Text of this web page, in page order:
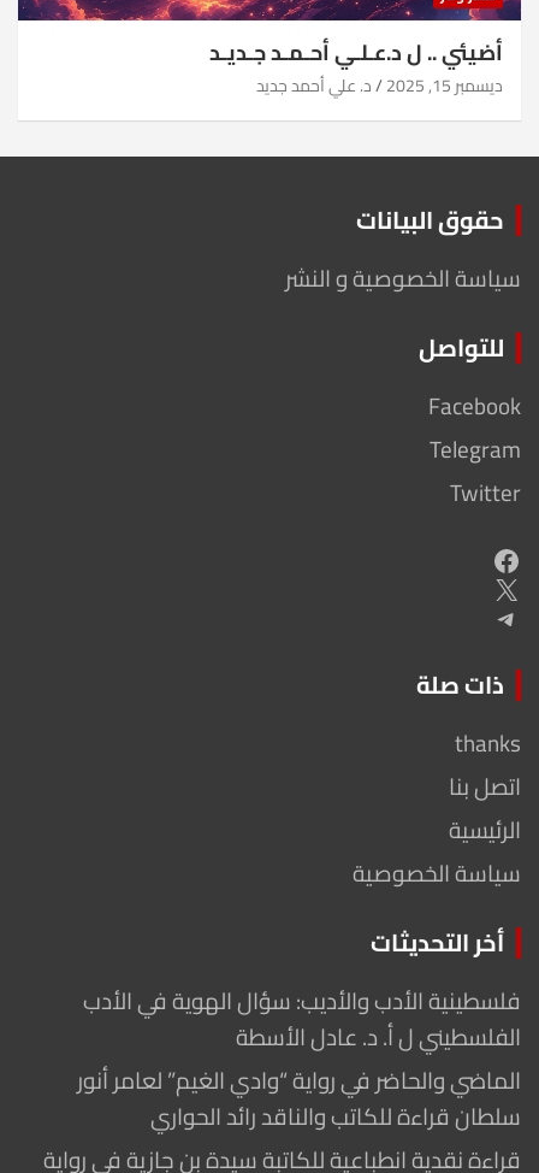
أضيئي .. ل د.عـلـي أحـمـد جـديـد
ديسمبر 15, 2025 د. علي أحمد جديد
حقوق البيانات
سياسة الخصوصية و النشر
للتواصل
Facebook
Telegram
Twitter
Facebook
X
Telegram
ذات صلة
thanks
اتصل بنا
الرئيسية
سياسة الخصوصية
أخر التحديثات
فلسطينية الأدب والأديب: سؤال الهوية في الأدب
الفلسطيني ل أ. د. عادل الأسطة
الماضي والحاضر في رواية “وادي الغيم” لعامر أنور
سلطان قراءة للكاتب والناقد رائد الحواري
قراءة نقدية انطباعية للكاتبة سيدة بن جازية في رواية